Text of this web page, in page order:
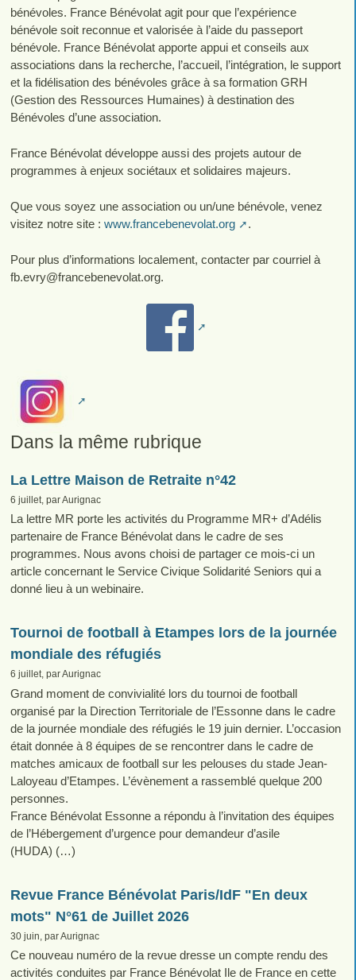
bénévoles. France Bénévolat agit pour que l’expérience
bénévole soit reconnue et valorisée à l’aide du passeport
bénévole. France Bénévolat apporte appui et conseils aux
associations dans la recherche, l’accueil, l’intégration, le support
et la fidélisation des bénévoles grâce à sa formation GRH
(Gestion des Ressources Humaines) à destination des
Bénévoles d’une association.
France Bénévolat développe aussi des projets autour de
programmes à enjeux sociétaux et solidaires majeurs.
Que vous soyez une association ou un/une bénévole, venez
visitez notre site : www.francebenevolat.org .
Pour plus d’informations localement, contacter par courriel à
fb.evry@francebenevolat.org.
Dans la même rubrique
La Lettre Maison de Retraite n°42
6 juillet, par Aurignac
La lettre MR porte les activités du Programme MR+ d’Adélis
partenaire de France Bénévolat dans le cadre de ses
programmes. Nous avons choisi de partager ce mois-ci un
article concernant le Service Civique Solidarité Seniors qui a
donné lieu à un webinaire.
Tournoi de football à Etampes lors de la journée
mondiale des réfugiés
6 juillet, par Aurignac
Grand moment de convivialité lors du tournoi de football
organisé par la Direction Territoriale de l’Essonne dans le cadre
de la journée mondiale des réfugiés le 19 juin dernier. L’occasion
était donnée à 8 équipes de se rencontrer dans le cadre de
matches amicaux de football sur les pelouses du stade Jean-
Laloyeau d’Etampes. L’évènement a rassemblé quelque 200
personnes.
France Bénévolat Essonne a répondu à l’invitation des équipes
de l’Hébergement d’urgence pour demandeur d’asile
(HUDA) (…)
Revue France Bénévolat Paris/IdF "En deux
mots" N°61 de Juillet 2026
30 juin, par Aurignac
Ce nouveau numéro de la revue dresse un compte rendu des
activités conduites par France Bénévolat Ile de France en cette